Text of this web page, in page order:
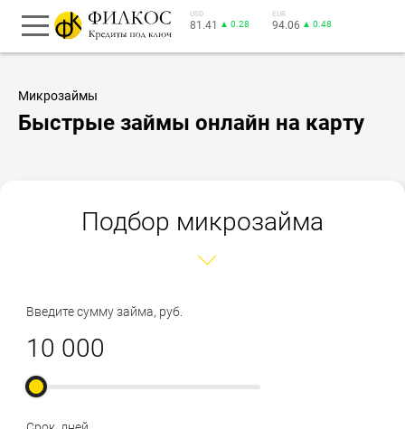
USD
81.41 ▲ 0.28
EUR
94.06 ▲ 0.48
Микрозаймы
Быстрые займы онлайн на карту
Подбор микрозайма
Введите сумму займа, руб.